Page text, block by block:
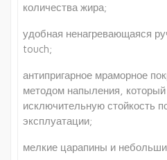
количества жира;
удобная ненагревающаяся
touch;
антипригарное мраморное
методом напыления, который
исключительную стойкость
эксплуатации;
мелкие царапины и